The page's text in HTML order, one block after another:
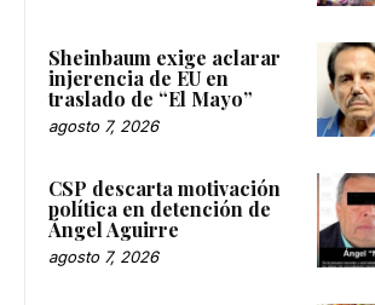
Sheinbaum exige aclarar
injerencia de EU en
traslado de “El Mayo”
agosto 7, 2026
CSP descarta motivación
política en detención de
Ángel Aguirre
agosto 7, 2026